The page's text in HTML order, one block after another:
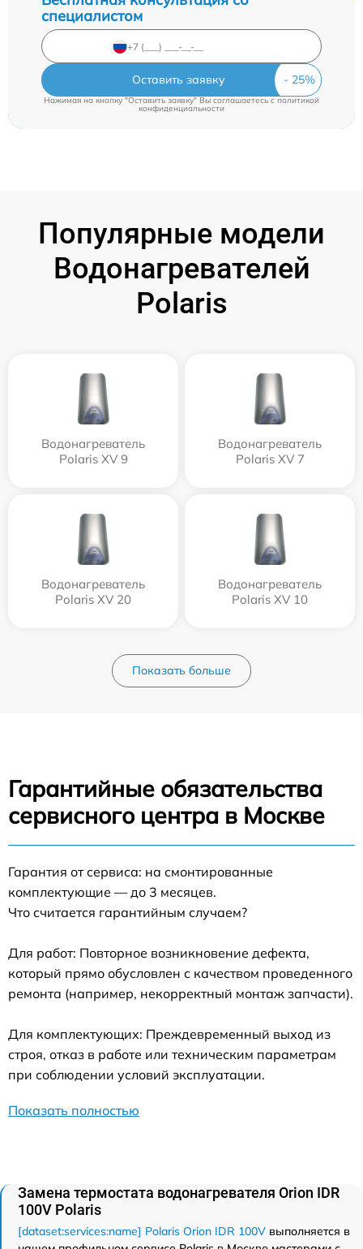
специалистом
Оставить заявку
Нажимая на кнопку "Оставить заявку" Вы соглашаетесь cполитикой
конфиденциальности
Популярные модели
Водонагревателей
Polaris
Водонагреватель
Polaris XV 9
Водонагреватель
Polaris XV 7
Водонагреватель
Polaris XV 20
Водонагреватель
Polaris XV 10
Показать больше
Гарантийные обязательства
сервисного центра в Москве
Гарантия от сервиса: на смонтированные
комплектующие — до 3 месяцев.
Что считается гарантийным случаем?
Для работ: Повторное возникновение дефекта,
который прямо обусловлен с качеством проведенного
ремонта (например, некорректный монтаж запчасти).
Для комплектующих: Преждевременный выход из
строя, отказ в работе или техническим параметрам
при соблюдении условий эксплуатации.
Показать полностью
Замена термостата водонагревателя Orion IDR
100V Polaris
[dataset:services:name] Polaris Orion IDR 100V выполняется в